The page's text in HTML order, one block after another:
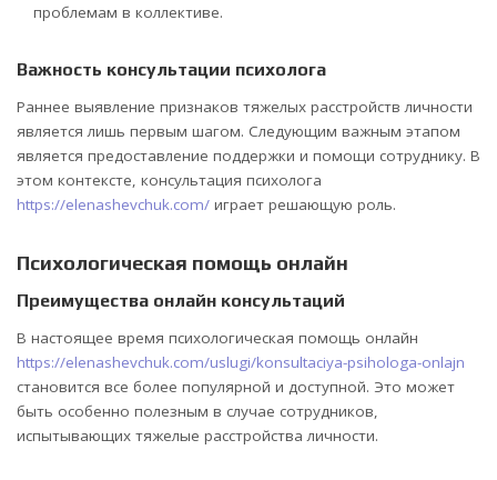
проблемам в коллективе.
Важность консультации психолога
Раннее выявление признаков тяжелых расстройств личности
является лишь первым шагом. Следующим важным этапом
является предоставление поддержки и помощи сотруднику. В
этом контексте, консультация психолога
https://elenashevchuk.com/ играет решающую роль.
Психологическая помощь онлайн
Преимущества онлайн консультаций
В настоящее время психологическая помощь онлайн
https://elenashevchuk.com/uslugi/konsultaciya-psihologa-onlajn
становится все более популярной и доступной. Это может
быть особенно полезным в случае сотрудников,
испытывающих тяжелые расстройства личности.